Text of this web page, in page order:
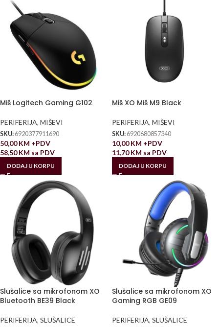
Miš Logitech Gaming G102
PERIFERIJA, MIŠEVI
SKU: 6920377911690
50,00KM +PDV
58,50KM sa PDV
DODAJ U KORPU
Miš XO Miš M9 Black
PERIFERIJA, MIŠEVI
SKU: 6920680857340
10,00KM +PDV
11,70KM sa PDV
DODAJ U KORPU
Slušalice sa mikrofonom XO
Bluetooth BE39 Black
PERIFERIJA, SLUŠALICE
Slušalice sa mikrofonom XO
Gaming RGB GE09
PERIFERIJA, SLUŠALICE